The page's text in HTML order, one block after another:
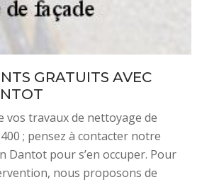
GRATUITS AVEC
vos travaux de nettoyage de
; pensez à contacter notre
Dantot pour s’en occuper. Pour
nous proposons de